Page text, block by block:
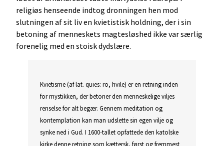
religiøs henseende indtog dronningen hen mod
slutningen af sit liv en kvietistisk holdning, der i sin
betoning af menneskets magtesløshed ikke var særlig
forenelig med en stoisk dydslære.
Kvietisme (af lat. quies: ro, hvile) er en retning inden
for mystikken, der betoner den menneskelige viljes
renselse for alt begær. Gennem meditation og
kontemplation kan man udslette sin egen vilje og
synke ned i Gud. I 1600-tallet opfattede den katolske
kirke denne retning som kættersk, først og fremmest